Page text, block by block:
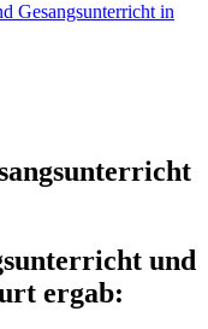
Gesangsunterricht in
und
ergab: